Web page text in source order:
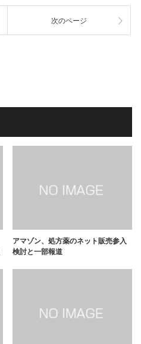
次のページ
アマゾン、処方薬のネット販売参入
検討と一部報道